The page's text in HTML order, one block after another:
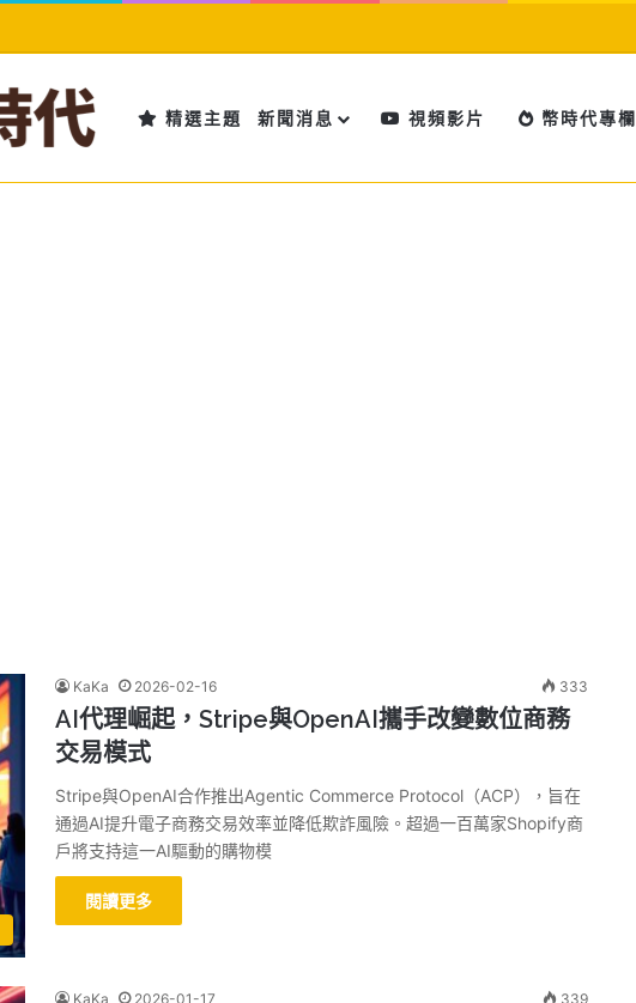
精選主題 新聞消息 視頻影片 幣時代專欄
KaKa 2026-02-16 333
AI代理崛起，Stripe與OpenAI攜手改變數位商務
交易模式
Stripe與OpenAI合作推出Agentic Commerce Protocol（ACP），旨在
通過AI提升電子商務交易效率並降低欺詐風險。超過一百萬家Shopify商
戶將支持這一AI驅動的購物模
閱讀更多
KaKa 2026-01-17 339